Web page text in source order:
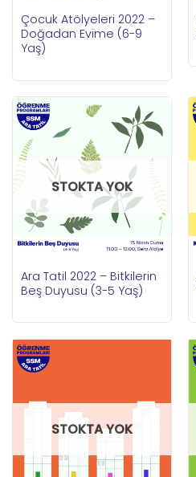
Çocuk Atölyeleri 2022 –
Doğadan Evime (6-9
Yaş)
STOKTA YOK
Ara Tatil 2022 – Bitkilerin
Beş Duyusu (3-5 Yaş)
STOKTA YOK